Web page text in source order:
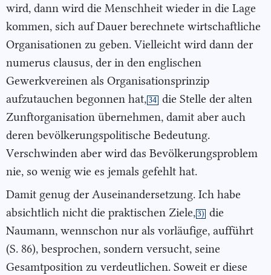
wird, dann wird die Menschheit wieder in die Lage
kommen, sich auf Dauer berechnete wirtschaftliche
Organisationen zu geben. Vielleicht wird dann der
numerus clausus, der in den englischen
Gewerkvereinen als Organisationsprinzip
aufzutauchen begonnen hat, 34 die Stelle der alten
Zunftorganisation übernehmen, damit aber auch
deren bevölkerungspolitische Bedeutung.
Verschwinden aber wird das Bevölkerungsproblem
nie, so wenig wie es jemals gefehlt hat.
Damit genug der Auseinandersetzung. Ich habe
absichtlich nicht die praktischen Ziele,3) die
Naumann, wennschon nur als vorläufige, aufführt
(S. 86), besprochen, sondern versucht, seine
Gesamtposition zu verdeutlichen. Soweit er diese